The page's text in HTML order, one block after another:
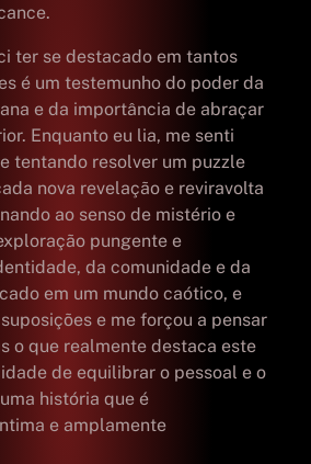
ter se destacado em tantos
é um testemunho do poder da
e da importância de abraçar
Enquanto eu lia, me senti
tentando resolver um puzzle
nova revelação e reviravolta
ao senso de mistério e
pungente e
da comunidade e da
em um mundo caótico, e
e me forçou a pensar
o que realmente destaca este
de equilibrar o pessoal e o
história que é
e amplamente